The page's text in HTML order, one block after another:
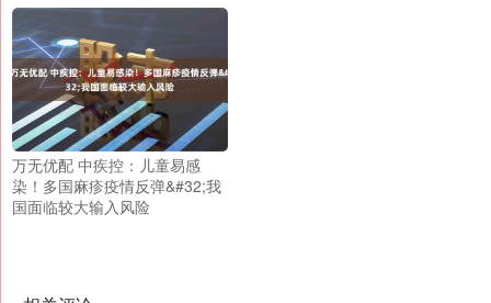
万无优配 中疾控：儿童易感
染！多国麻疹疫情反弹&#32;我
国面临较大输入风险